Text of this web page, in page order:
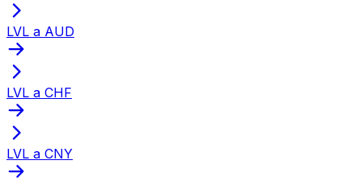
LVL a AUD
LVL a CHF
LVL a CNY